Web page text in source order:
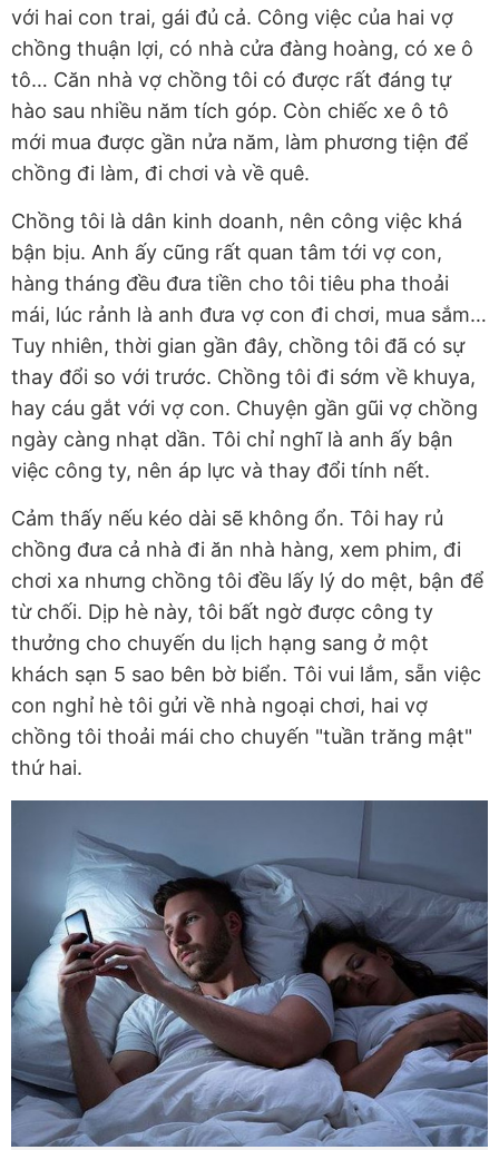
với hai con trai, gái đủ cả. Công việc của hai vợ
chồng thuận lợi, có nhà cửa đàng hoàng, có xe ô
tô… Căn nhà vợ chồng tôi có được rất đáng tự
hào sau nhiều năm tích góp. Còn chiếc xe ô tô
mới mua được gần nửa năm, làm phương tiện để
chồng đi làm, đi chơi và về quê.
Chồng tôi là dân kinh doanh, nên công việc khá
bận bịu. Anh ấy cũng rất quan tâm tới vợ con,
hàng tháng đều đưa tiền cho tôi tiêu pha thoải
mái, lúc rảnh là anh đưa vợ con đi chơi, mua sắm…
Tuy nhiên, thời gian gần đây, chồng tôi đã có sự
thay đổi so với trước. Chồng tôi đi sớm về khuya,
hay cáu gắt với vợ con. Chuyện gần gũi vợ chồng
ngày càng nhạt dần. Tôi chỉ nghĩ là anh ấy bận
việc công ty, nên áp lực và thay đổi tính nết.
Cảm thấy nếu kéo dài sẽ không ổn. Tôi hay rủ
chồng đưa cả nhà đi ăn nhà hàng, xem phim, đi
chơi xa nhưng chồng tôi đều lấy lý do mệt, bận để
từ chối. Dịp hè này, tôi bất ngờ được công ty
thưởng cho chuyến du lịch hạng sang ở một
khách sạn 5 sao bên bờ biển. Tôi vui lắm, sẵn việc
con nghỉ hè tôi gửi về nhà ngoại chơi, hai vợ
chồng tôi thoải mái cho chuyến "tuần trăng mật"
thứ hai.